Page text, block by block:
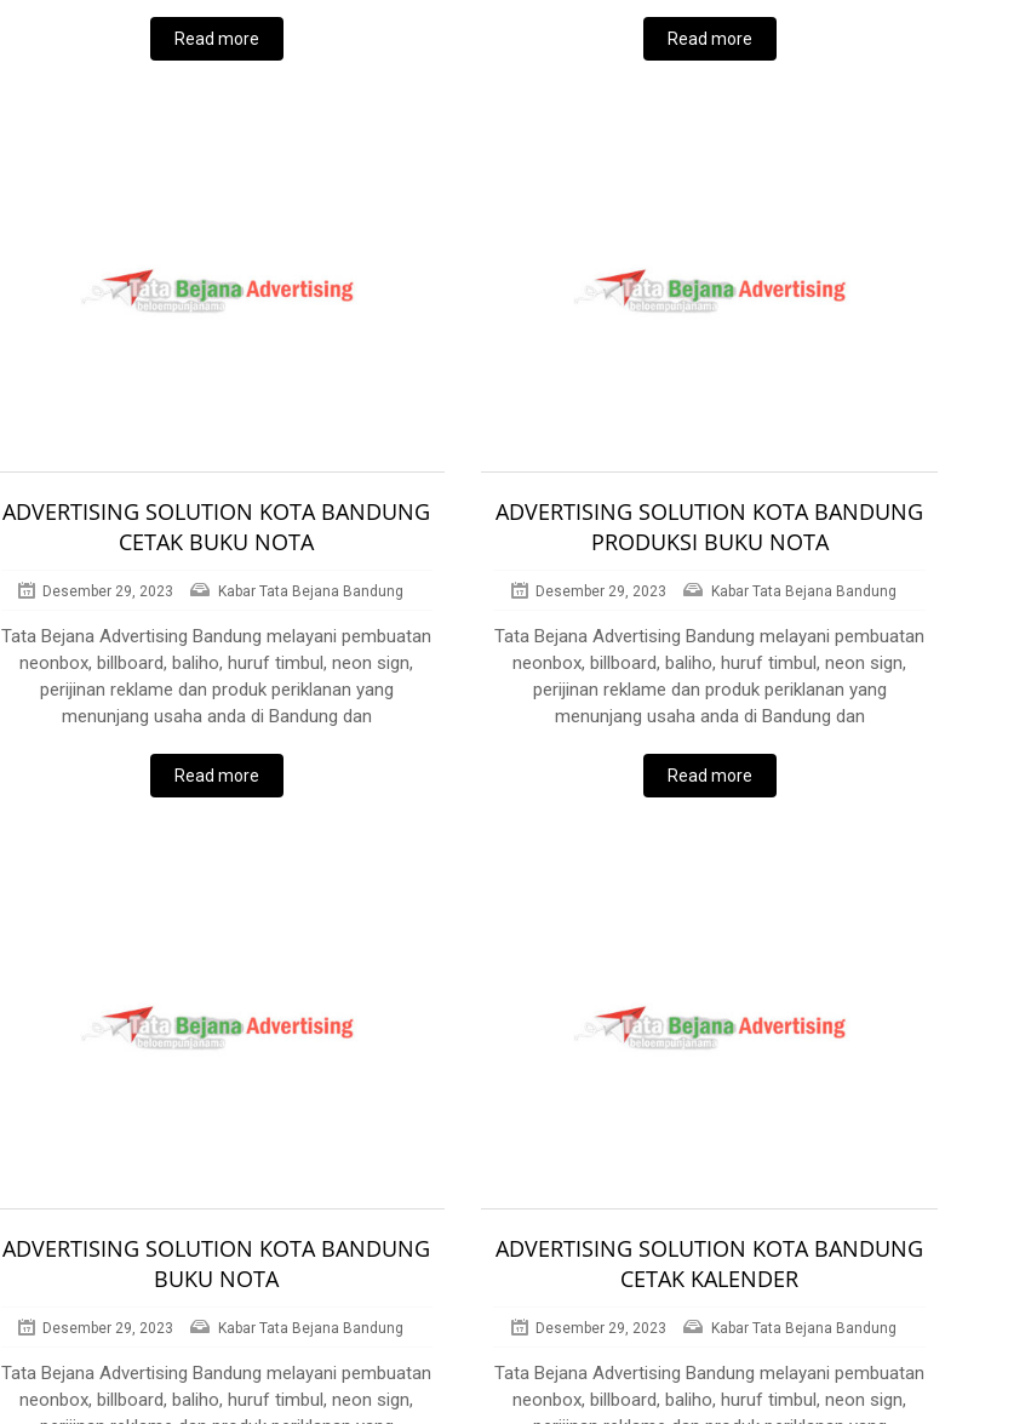
Read more Read more
ADVERTISING SOLUTION KOTA BANDUNG
CETAK BUKU NOTA
Desember 29, 2023 Kabar Tata Bejana Bandung
Tata Bejana Advertising Bandung melayani pembuatan
neonbox, billboard, baliho, huruf timbul, neon sign,
perijinan reklame dan produk periklanan yang
menunjang usaha anda di Bandung dan
Read more
ADVERTISING SOLUTION KOTA BANDUNG
PRODUKSI BUKU NOTA
Desember 29, 2023 Kabar Tata Bejana Bandung
Tata Bejana Advertising Bandung melayani pembuatan
neonbox, billboard, baliho, huruf timbul, neon sign,
perijinan reklame dan produk periklanan yang
menunjang usaha anda di Bandung dan
Read more
ADVERTISING SOLUTION KOTA BANDUNG
BUKU NOTA
Desember 29, 2023 Kabar Tata Bejana Bandung
Tata Bejana Advertising Bandung melayani pembuatan
neonbox, billboard, baliho, huruf timbul, neon sign,
ADVERTISING SOLUTION KOTA BANDUNG
CETAK KALENDER
Desember 29, 2023 Kabar Tata Bejana Bandung
Tata Bejana Advertising Bandung melayani pembuatan
neonbox, billboard, baliho, huruf timbul, neon sign,